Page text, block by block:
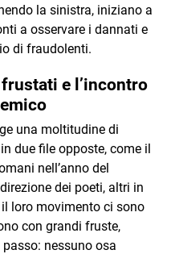
la sinistra, iniziano a
a osservare i dannati e
di fraudolenti.
e l’incontro
una moltitudine di
due file opposte, come il
nell’anno del
dei poeti, altri in
loro movimento ci sono
con grandi fruste,
nessuno osa